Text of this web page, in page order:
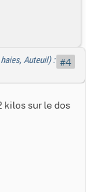
Auteuil) :
kilos sur le dos
#4